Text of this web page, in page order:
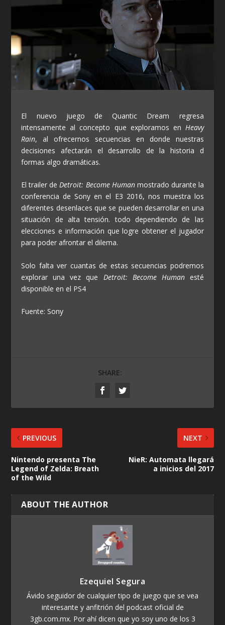
El nuevo juego de Quantic Dream regresa
intensamente al concepto que exploramos en Heavy
Rain, al ofrecernos secuencias en donde nuestras
decisiones afectarán el desarrollo de la historia d
formas algo dramáticas.
El trailer deDetroit: Become Humanmostrado durante la
conferencia de Sony en el E3 2016, nos muestra los
diferentes desenlaces que se pueden desarrollar en una
situación de alta tensión. todo dependiendo de las
elecciones e información que logre obtener el jugador
para poder afrontar el dilema.
Solo falta ver cuantas de estas secuencias podremos
explorar una vez que Detroit: Become Humanesté
disponible en el PS4
Fuente: Sony
SHARE:
PREVIOUS
Nintendo presenta The
Legend of Zelda: Breath
of the Wild
NEXT
NieR: Automata llegará
a inicios del 2017
ABOUT THE AUTHOR
Ezequiel Segura
Ávido seguidor de cualquier tipo de juego que se vea
interesante y anfitrión del podcast oficial de
3gb.com.mx. Por ahí dicen que yo soy uno de los 3